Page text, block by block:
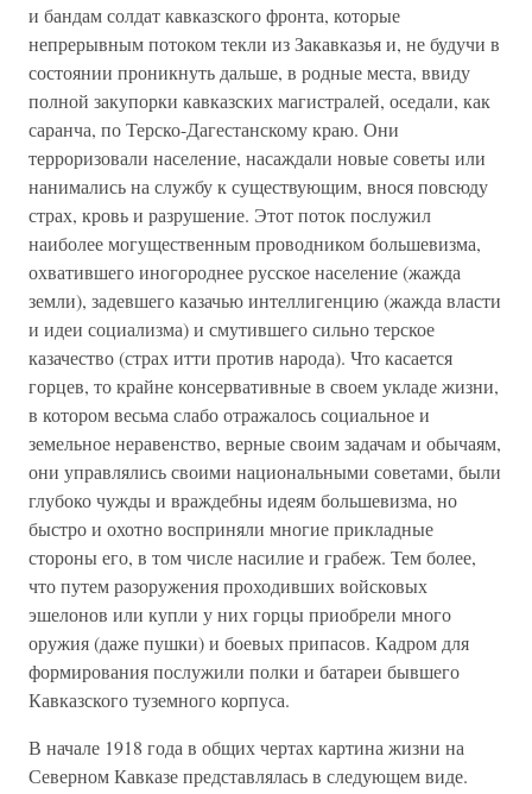
и бандам солдат кавказского фронта, которые
непрерывным потоком текли из Закавказья и, не будучи в
состоянии проникнуть дальше, в родные места, ввиду
полной закупорки кавказских магистралей, оседали, как
саранча, по Терско-Дагестанскому краю. Они
терроризовали население, насаждали новые советы или
нанимались на службу к существующим, внося повсюду
страх, кровь и разрушение. Этот поток послужил
наиболее могущественным проводником большевизма,
охватившего иногороднее русское население (жажда
земли), задевшего казачью интеллигенцию (жажда власти
и идеи социализма) и смутившего сильно терское
казачество (страх итти против народа). Что касается
горцев, то крайне консервативные в своем укладе жизни,
в котором весьма слабо отражалось социальное и
земельное неравенство, верные своим задачам и обычаям,
они управлялись своими национальными советами, были
глубоко чужды и враждебны идеям большевизма, но
быстро и охотно восприняли многие прикладные
стороны его, в том числе насилие и грабеж. Тем более,
что путем разоружения проходивших войсковых
эшелонов или купли у них горцы приобрели много
оружия (даже пушки) и боевых припасов. Кадром для
формирования послужили полки и батареи бывшего
Кавказского туземного корпуса.
В начале 1918 года в общих чертах картина жизни на
Северном Кавказе представлялась в следующем виде.